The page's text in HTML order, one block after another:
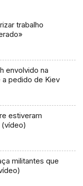
trabalho
envolvido na
pedido de Kiev
estiveram
militantes que